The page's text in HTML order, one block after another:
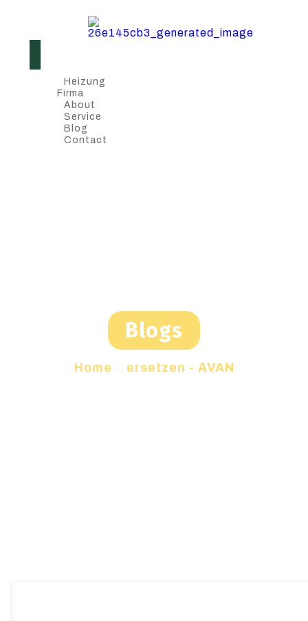
Heizung
Firma
About
Service
Blog
Contact
Blogs
Home ersetzen - AVAN